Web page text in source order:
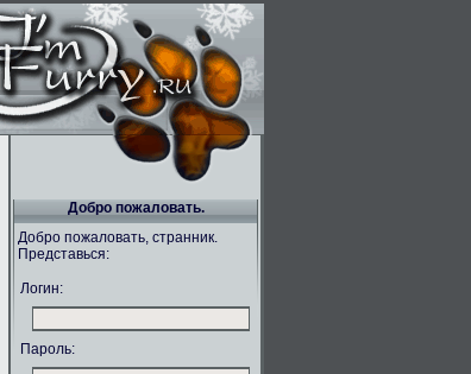
Добро пожаловать.
Добро пожаловать, странник.
Представься:
Логин:
Пароль: